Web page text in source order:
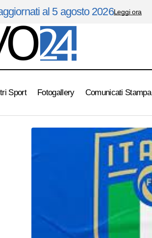
al 5 agosto 2026Leggi ora
Sport Fotogallery Comunicati Stampa
i suoi talenti contro il Lussemburgo